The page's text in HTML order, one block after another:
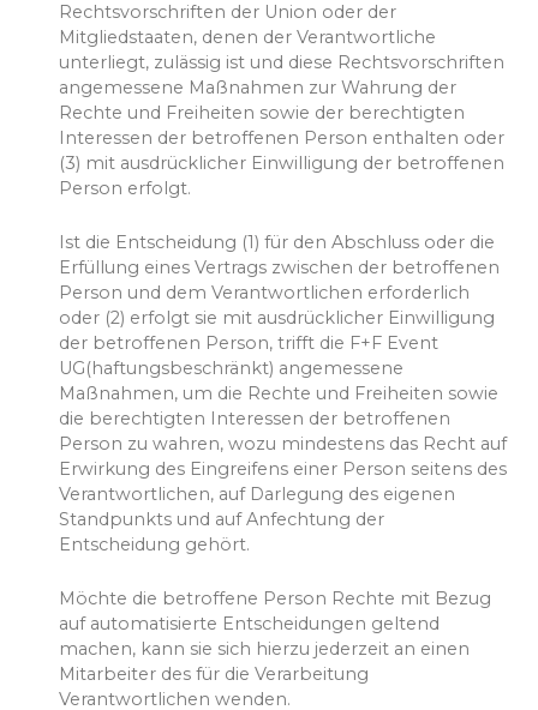
Rechtsvorschriften der Union oder der
Mitgliedstaaten, denen der Verantwortliche
unterliegt, zulässig ist und diese Rechtsvorschriften
angemessene Maßnahmen zur Wahrung der
Rechte und Freiheiten sowie der berechtigten
Interessen der betroffenen Person enthalten oder
(3) mit ausdrücklicher Einwilligung der betroffenen
Person erfolgt.
Ist die Entscheidung (1) für den Abschluss oder die
Erfüllung eines Vertrags zwischen der betroffenen
Person und dem Verantwortlichen erforderlich
oder (2) erfolgt sie mit ausdrücklicher Einwilligung
der betroffenen Person, trifft die F+F Event
UG(haftungsbeschränkt) angemessene
Maßnahmen, um die Rechte und Freiheiten sowie
die berechtigten Interessen der betroffenen
Person zu wahren, wozu mindestens das Recht auf
Erwirkung des Eingreifens einer Person seitens des
Verantwortlichen, auf Darlegung des eigenen
Standpunkts und auf Anfechtung der
Entscheidung gehört.
Möchte die betroffene Person Rechte mit Bezug
auf automatisierte Entscheidungen geltend
machen, kann sie sich hierzu jederzeit an einen
Mitarbeiter des für die Verarbeitung
Verantwortlichen wenden.